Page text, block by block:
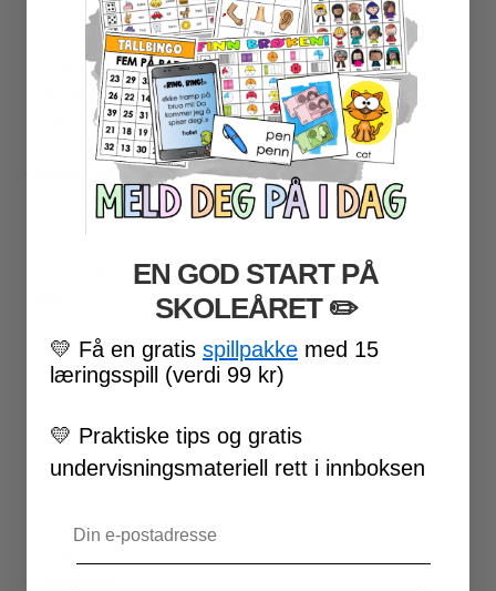
FAKTASERIE LESING
SPRÅKSPIRALEN
MATTESPIRALEN
LA OSS REGNE ØVEBØKER
ESCAPE ROOM
OLYMPISKE LEKER
SAMEFOLKET
FØRSKOLE
FOTBALL-VM
SKOLESTART
HALLOWEEN
EN GOD START PÅ
SKOLEÅRET​ ✏️
💛 Få en gratis spillpakke med 15
læringsspill (verdi 99 kr)
💛 Praktiske tips og gratis
undervisningsmateriell rett i innboksen